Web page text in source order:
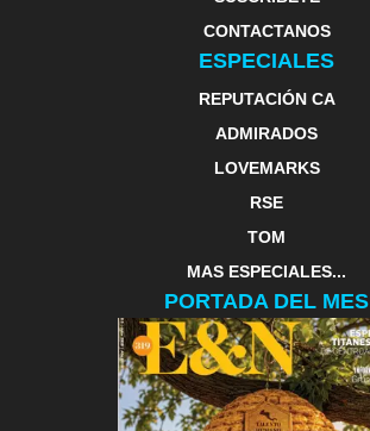
CONTACTANOS
ESPECIALES
REPUTACIÓN CA
ADMIRADOS
LOVEMARKS
RSE
TOM
MAS ESPECIALES...
PORTADA DEL MES